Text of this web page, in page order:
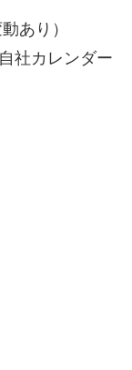
あり）
社カレンダー